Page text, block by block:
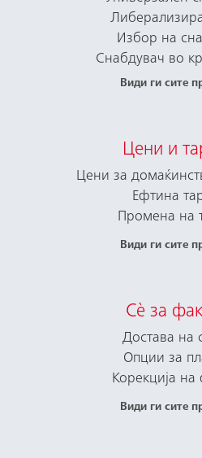
Избор на
Снабдувач во
Види ги сите
Цени и
Цени за
Ефтина
Промена на
Види ги сите
Сè за
Достава на
Опции за
Корекција на
Види ги сите